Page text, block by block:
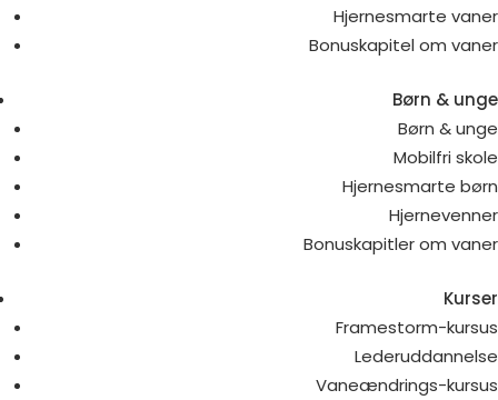
Hjernesmarte vaner
Bonuskapitel om vaner
Børn & unge
Børn & unge
Mobilfri skole
Hjernesmarte børn
Hjernevenner
Bonuskapitler om vaner
Kurser
Framestorm-kursus
Lederuddannelse
Vaneændrings-kursus